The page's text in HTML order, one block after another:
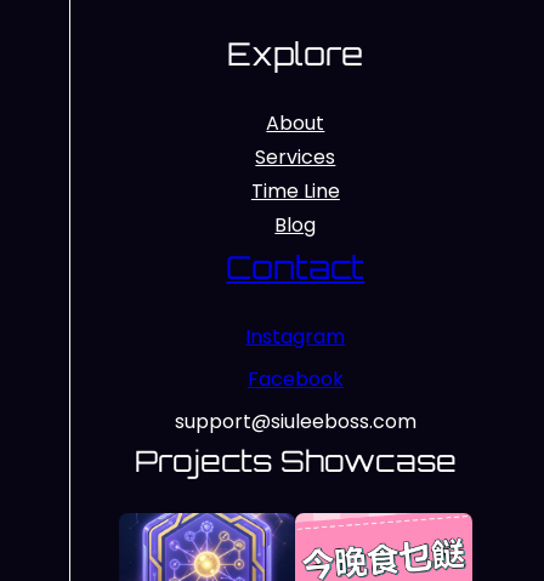
Explore
About
Services
Time Line
Blog
Contact
Instagram
Facebook
support@siuleeboss.com
Projects Showcase